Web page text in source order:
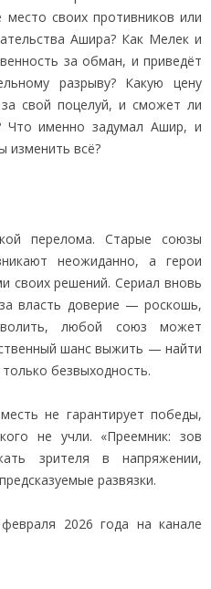
своих противников или
Ашира? Как Мелек и
за обман, и приведёт
разрыву? Какую цену
свой поцелуй, и сможет ли
Что именно задумал Ашир, и
изменить всё?
перелома. Старые союзы
неожиданно, а герои
своих решений. Сериал вновь
власть доверие — роскошь,
любой союз может
шанс выжить — найти
безвыходность.
не гарантирует победы,
не учли. «Преемник: зов
зрителя в напряжении,
развязки.
2026 года на канале